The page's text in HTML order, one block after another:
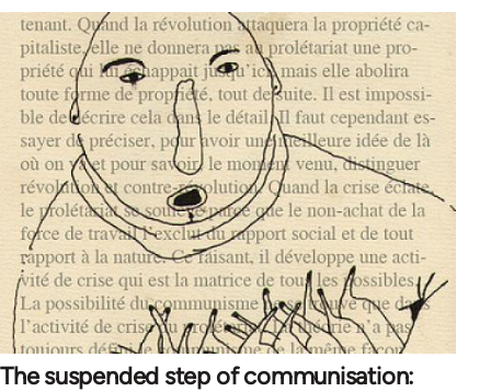
The suspended step of communisation: